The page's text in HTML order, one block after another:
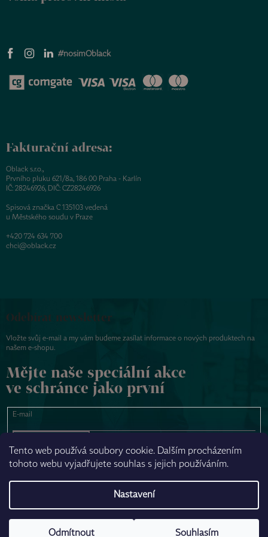
Tento web používá soubory cookie. Dalším procházením
tohoto webu vyjadřujete souhlas s jejich používáním.
Nastavení
Odmítnout Souhlasím
#nosimOblack
Fakturační adresa:
Oblack s.r.o.,
Prvního pluku 621/8a, 186 00 Praha - Karlín
IČ: 28246926, DIČ: CZ28246926
Spisová značka C 135103 vedená
u Městského soudu v Praze
+420 724 634 700
chci@oblack.cz
Odebírat newsletter
Vložte svůj e-mail a my vám budeme zasílat informace o nových produktech na
našem e-shopu.
Mějte naše speciální akce
ve schránce jako první
E-mail
NAPSAT ZPRÁVU